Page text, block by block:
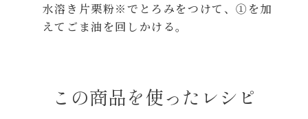
水溶き片栗粉※でとろみをつけて、①を加
えてごま油を回しかける。
この商品を使ったレシピ